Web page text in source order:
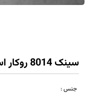
سینک 8014 روکار استیل میلان
جنس :